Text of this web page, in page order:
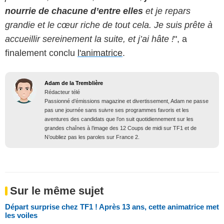
nourrie de chacune d’entre elles et je repars
grandie et le cœur riche de tout cela. Je suis prête à
accueillir sereinement la suite, et j’ai hâte !", a
finalement conclu l'animatrice.
Adam de la Tremblière
Rédacteur télé
Passionné d’émissions magazine et divertissement, Adam ne passe
pas une journée sans suivre ses programmes favoris et les
aventures des candidats que l’on suit quotidiennement sur les
grandes chaînes à l’image des 12 Coups de midi sur TF1 et de
N’oubliez pas les paroles sur France 2.
Sur le même sujet
Départ surprise chez TF1 ! Après 13 ans, cette animatrice met
les voiles